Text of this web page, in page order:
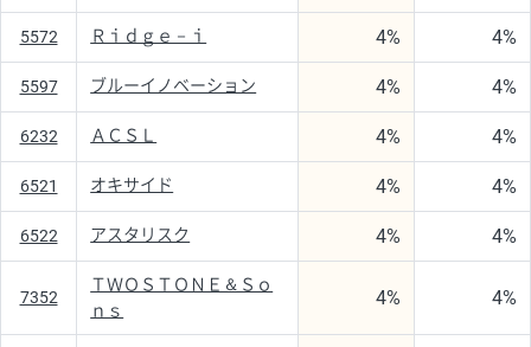
5572 Ｒｉｄｇｅ－ｉ 4% 4%
5597 ブルーイノベーション 4% 4%
6232 ＡＣＳＬ 4% 4%
6521 オキサイド 4% 4%
6522 アスタリスク 4% 4%
7352
ＴＷＯＳＴＯＮＥ＆Ｓｏ
ｎｓ
4% 4%